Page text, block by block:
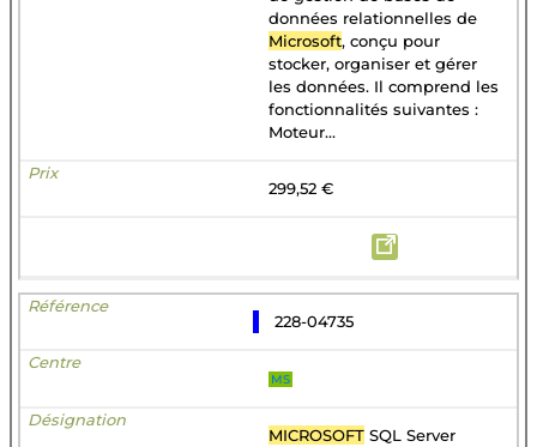
données relationnelles de
Microsoft, conçu pour
stocker, organiser et gérer
les données. Il comprend les
fonctionnalités suivantes :
Moteur...
299,52 €
228-04735
MS
MICROSOFT SQL Server